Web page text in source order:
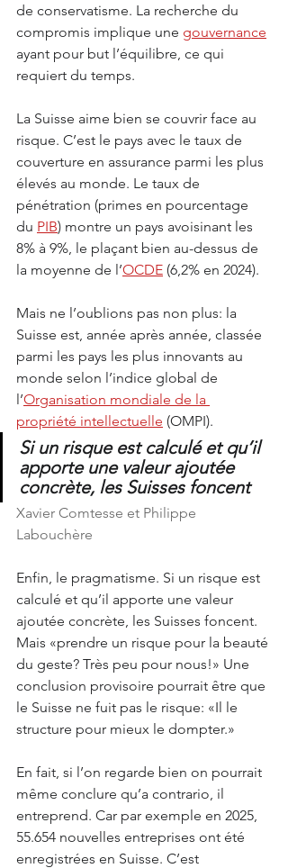
de conservatisme. La recherche du
compromis implique une gouvernance
ayant pour but l’équilibre, ce qui
requiert du temps.
La Suisse aime bien se couvrir face au
risque. C’est le pays avec le taux de
couverture en assurance parmi les plus
élevés au monde. Le taux de
pénétration (primes en pourcentage
du PIB) montre un pays avoisinant les
8% à 9%, le plaçant bien au-dessus de
la moyenne de l’OCDE (6,2% en 2024).
Mais ne l’oublions pas non plus: la
Suisse est, année après année, classée
parmi les pays les plus innovants au
monde selon l’indice global de
l’Organisation mondiale de la
propriété intellectuelle (OMPI).
Si un risque est calculé et qu’il
apporte une valeur ajoutée
concrète, les Suisses foncent
Xavier Comtesse et Philippe
Labouchère
Enfin, le pragmatisme. Si un risque est
calculé et qu’il apporte une valeur
ajoutée concrète, les Suisses foncent.
Mais «prendre un risque pour la beauté
du geste? Très peu pour nous!» Une
conclusion provisoire pourrait être que
le Suisse ne fuit pas le risque: «Il le
structure pour mieux le dompter.»
En fait, si l’on regarde bien on pourrait
même conclure qu’a contrario, il
entreprend. Car par exemple en 2025,
55.654 nouvelles entreprises ont été
enregistrées en Suisse. C’est